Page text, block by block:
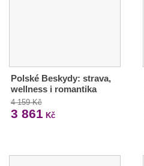
Polské Beskydy: strava,
wellness i romantika
4 159 Kč
3 861 Kč